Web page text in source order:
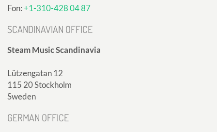
Fon:+1-310-428 04 87
SCANDINAVIAN OFFICE
Steam Music Scandinavia
Lützengatan 12
115 20 Stockholm
Sweden
GERMAN OFFICE